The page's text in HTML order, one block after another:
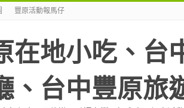
豐原活動報馬仔
在地小吃、台
、台中豐原旅